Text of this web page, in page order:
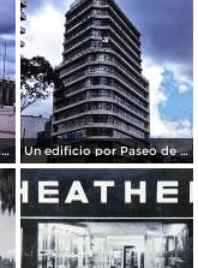
El atrio de la Villa de Guadalupe 1950. Un edificio por Paseo de La Reforma 1950